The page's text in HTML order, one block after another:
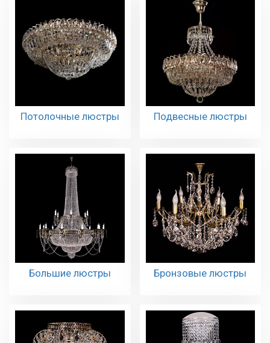
Потолочные люстры Подвесные люстры
Большие люстры Бронзовые люстры